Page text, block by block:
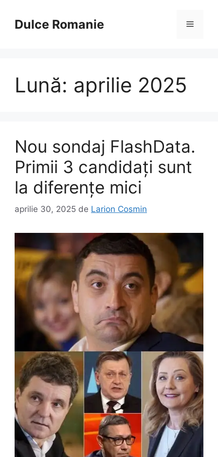
conținutDulce Romanie Meniu
Lună: aprilie 2025
Nou sondaj FlashData.
Primii 3 candidați sunt
la diferențe mici
aprilie 30, 2025 de Larion Cosmin